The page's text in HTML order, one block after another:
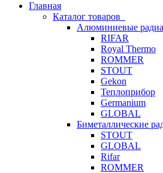
Главная
Каталог товаров
Алюминиевые
RIFAR
Royal Thermo
ROMMER
STOUT
Gekon
Теплоприбор
Germanium
GLOBAL
Биметаллические
STOUT
GLOBAL
Rifar
ROMMER